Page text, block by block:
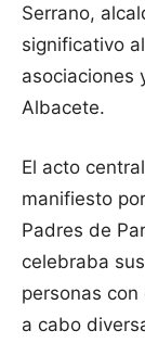
Serrano,
significativo
asociaciones
Albacete.
El acto
manifiesto
Padres de
celebraba
personas
a cabo